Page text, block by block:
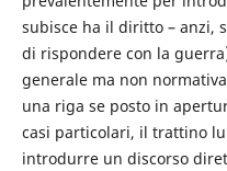
subisce ha il diritto – anzi,
di rispondere con la
generale ma non
una riga se posto in
casi particolari, il trattino
introdurre un discorso